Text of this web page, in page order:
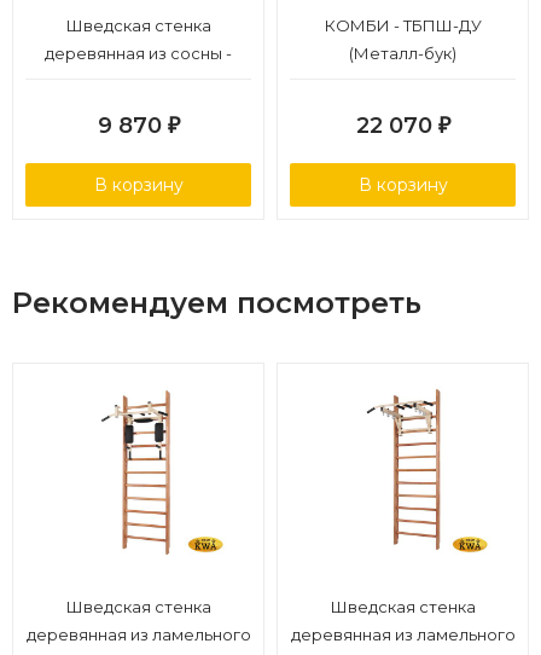
Шведская стенка
деревянная из сосны -
9 870 ₽
В корзину
КОМБИ - ТБПШ-ДУ
(Металл-бук)
22 070 ₽
В корзину
Рекомендуем посмотреть
Шведская стенка
деревянная из ламельного
Шведская стенка
деревянная из ламельного